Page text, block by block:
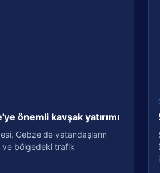
önemli kavşak yatırımı
Gebze'de vatandaşların
ve bölgedeki trafik